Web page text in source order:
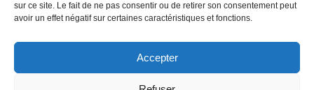
sur ce site. Le fait de ne pas consentir ou de retirer son consentement peut
avoir un effet négatif sur certaines caractéristiques et fonctions.
Accepter
Avenue François Mitterrand
BP 350